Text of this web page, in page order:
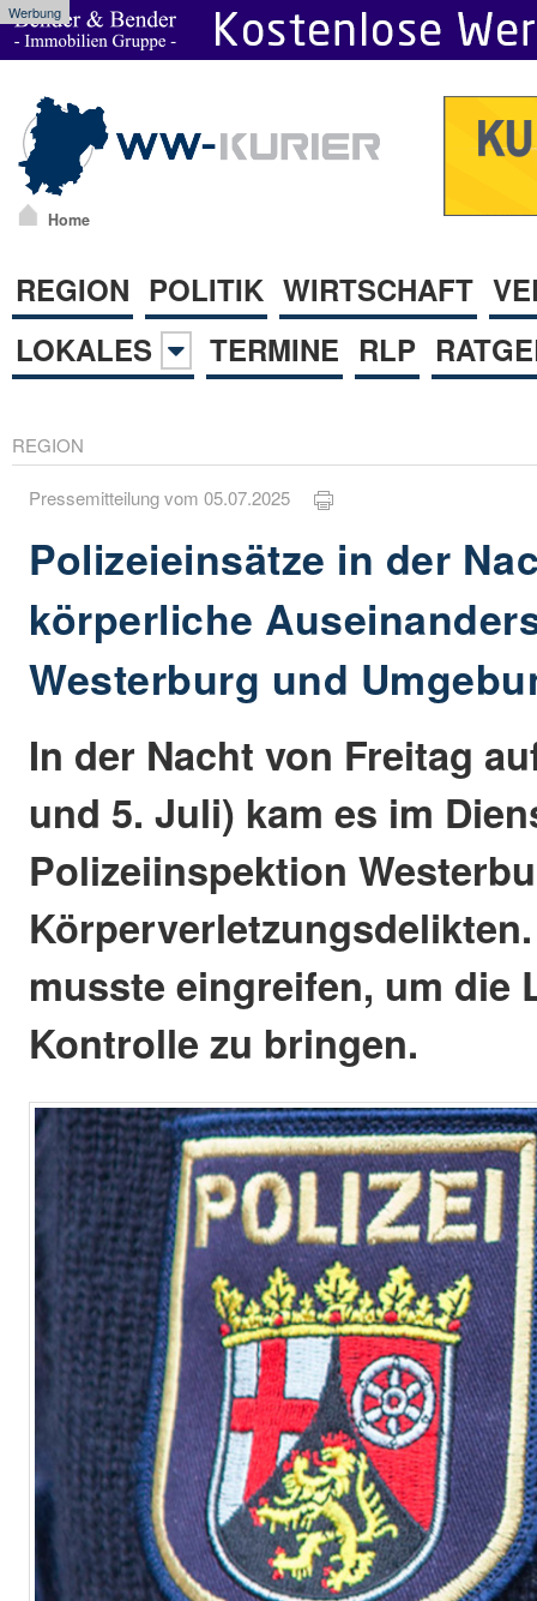
Werbung
Home
REGION POLITIK WIRTSCHAFT
LOKALES
TERMINE RLP
REGION
Pressemitteilung vom 05.07.2025
Polizeieinsätze in der
körperliche
Westerburg und
In der Nacht von Freitag
und 5. Juli) kam es im
Polizeiinspektion
musste eingreifen, um die
Kontrolle zu bringen.